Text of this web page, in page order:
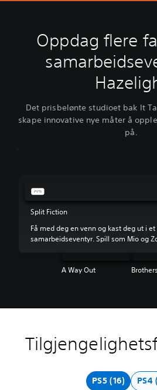
Oppdag flere
Det prisbelønte studioet bak It
skape innovative nye måter å
på.
Split Fiction
Få med deg en venn og kast deg ut i
samarbeidseventyr. Spill som Mio og
historiene sine i behold.
A Way Out
PS5 (16) PS4
F
a
M
o
U
n
J
u
K
o
T
r